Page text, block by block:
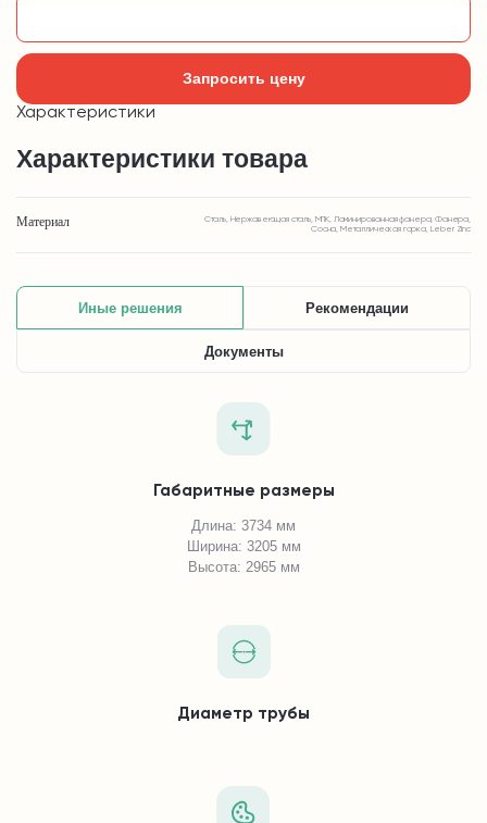
Запросить цену
Характеристики
Характеристики товара
Материал
Сталь, Нержавеющая сталь, МПК, Ламинированная фанера, Фанера,
Сосна, Металлическая горка, Leber Zinc
Иные решения Рекомендации
Документы
Габаритные размеры
Длина: 3734 мм
Ширина: 3205 мм
Высота: 2965 мм
Диаметр трубы